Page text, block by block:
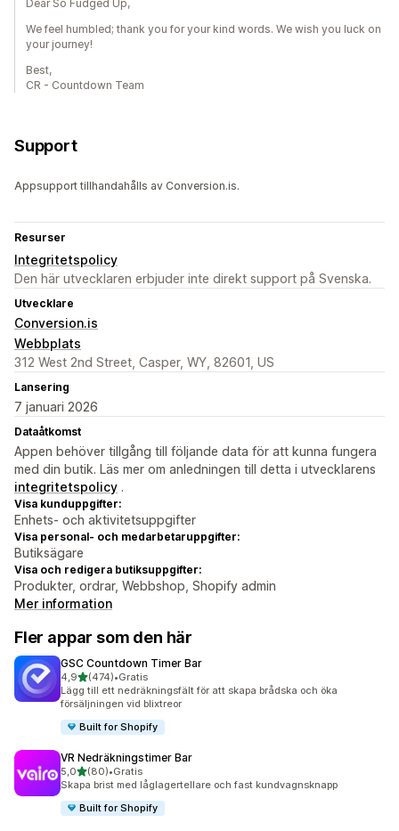
Dear So Fudged Up,
We feel humbled; thank you for your kind words. We wish you luck on
your journey!
Best,
CR - Countdown Team
Support
Appsupport tillhandahålls av Conversion.is.
Resurser
Integritetspolicy
Den här utvecklaren erbjuder inte direkt support på Svenska.
Utvecklare
Conversion.is
Webbplats
312 West 2nd Street, Casper, WY, 82601, US
Lansering
7 januari 2026
Dataåtkomst
Appen behöver tillgång till följande data för att kunna fungera
med din butik. Läs mer om anledningen till detta i utvecklarens
integritetspolicy .
Visa kunduppgifter:
Enhets- och aktivitetsuppgifter
Visa personal- och medarbetaruppgifter:
Butiksägare
Visa och redigera butiksuppgifter:
Produkter, ordrar, Webbshop, Shopify admin
Mer information
Fler appar som den här
GSC Countdown Timer Bar
4,9av 5 stjärnor
(474)
474 recensioner totalt
•Gratis
Lägg till ett nedräkningsfält för att skapa brådska och öka
försäljningen vid blixtreor
Built for Shopify
VR Nedräkningstimer Bar
5,0av 5 stjärnor
(80)
80 recensioner totalt
•Gratis
Skapa brist med låglagertellare och fast kundvagnsknapp
Built for Shopify